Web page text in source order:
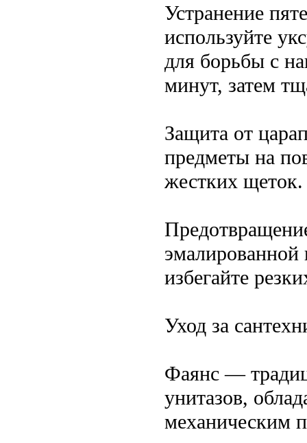
Устранение
используйте
для борьбы с
минут, затем
Защита от
предметы на
жестких щеток.
избегайте
Уход за
Фаянс —
унитазов,
механическим